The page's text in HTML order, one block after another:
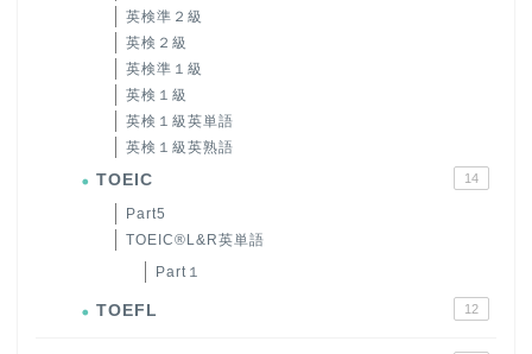
英検準２級
英検２級
英検準１級
英検１級
英検１級英単語
英検１級英熟語
TOEIC 14
Part5
TOEIC®L&R英単語
Part１
TOEFL 12